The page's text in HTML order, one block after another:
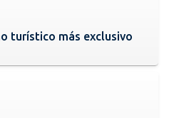
turístico más exclusivo